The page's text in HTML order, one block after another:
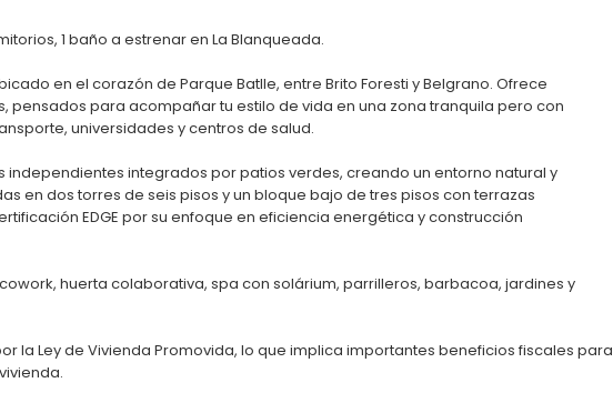
1 baño a estrenar en La Blanqueada.
en el corazón de Parque Batlle, entre Brito Foresti y Belgrano. Ofrece
pensados para acompañar tu estilo de vida en una zona tranquila pero con
universidades y centros de salud.
independientes integrados por patios verdes, creando un entorno natural y
en dos torres de seis pisos y un bloque bajo de tres pisos con terrazas
EDGE por su enfoque en eficiencia energética y construcción
huerta colaborativa, spa con solárium, parrilleros, barbacoa, jardines y
la Ley de Vivienda Promovida, lo que implica importantes beneficios fiscales para